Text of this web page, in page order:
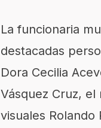
La funcionaria
destacadas
Dora Cecilia
Vásquez Cruz,
visuales Rolando